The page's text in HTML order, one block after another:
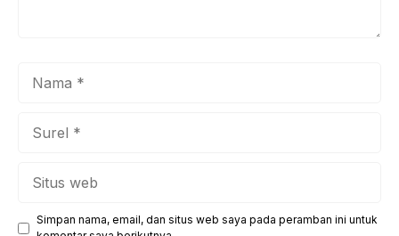
Simpan nama, email, dan situs web saya pada peramban ini untuk